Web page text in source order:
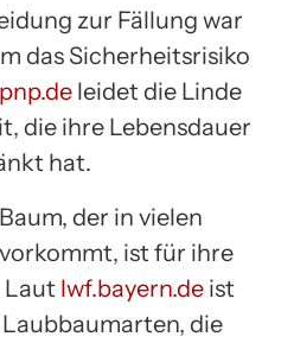
zur Fällung war
das Sicherheitsrisiko
pnp.de leidet die Linde
die ihre Lebensdauer
hat.
der in vielen
ist für ihre
Laut lwf.bayern.de ist
die